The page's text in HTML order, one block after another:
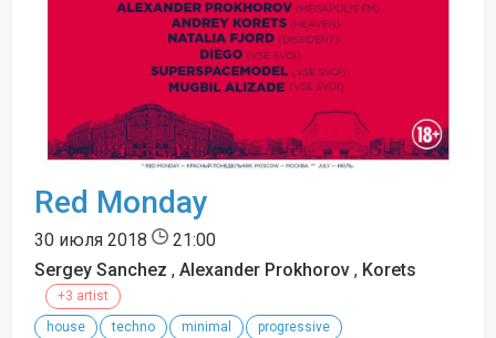
Red Monday
30 июля 2018
21:00
Sergey Sanchez , Alexander Prokhorov , Korets
+3 artist
house
techno minimal progressive